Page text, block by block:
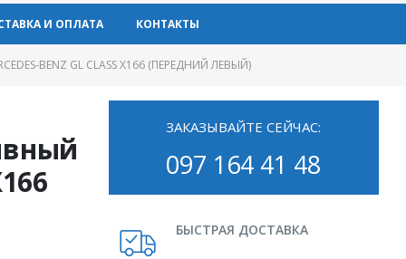
И ОПЛАТА КОНТАКТЫ
BENZ GL CLASS X166 (ПЕРЕДНИЙ ЛЕВЫЙ)
ЗАКАЗЫВАЙТЕ СЕЙЧАС:
097 164 41 48
БЫСТРАЯ ДОСТАВКА